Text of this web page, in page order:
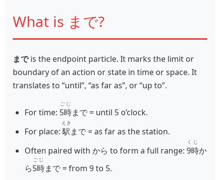
What is まで?
までis the endpoint particle. It marks the limit or
boundary of an action or state in time or space. It
translates to “until”, “as far as”, or “up to”.
For time: 5時
ごじ
まで = until 5 o’clock.
For place:駅
えき
まで = as far as the station.
Often paired with から to form a full range: 9時
くじ
か
ら5時
ごじ
まで = from 9 to 5.